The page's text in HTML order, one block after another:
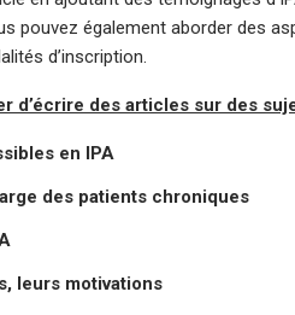
pouvez également aborder des
d’inscription.
d’écrire des articles sur des
en IPA
des patients chroniques
leurs motivations